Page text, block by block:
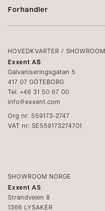
Profilering
Integritetspolicy
Kontakt oss
Forhandler
Kataloger
Mediabank
Bli forhandler
HOVEDKVARTER / SHOWROOM
Exxent AB
Galvaniseringsgatan 5
417 07 GÖTEBORG
Tel: +46 31 50 67 00
info@exxent.com
Org nr: 559173-2747
VAT nr: SE559173274701
SHOWROOM NORGE
Exxent AS
Strandveien 8
1366 LYSAKER